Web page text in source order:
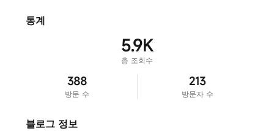
통계
5.9K
총 조회수
388
방문 수
213
방문자 수
블로그 정보